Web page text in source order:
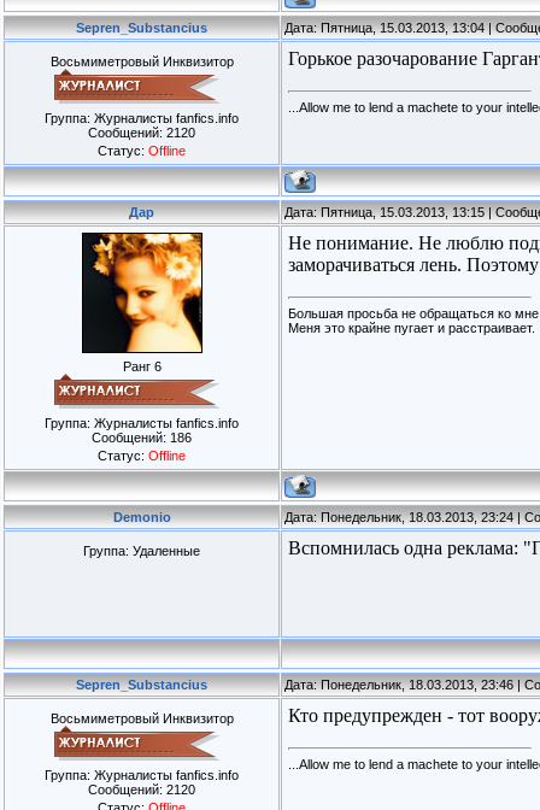
Sepren_Substancius Дата: Пятница, 15.03.2013, 13:04 |
Восьмиметровый Инквизитор
Группа: Журналисты fanfics.info
Сообщений: 2120
Статус: Offline
Горькое разочарование
...Allow me to lend a machete to your
Дар Дата: Пятница, 15.03.2013, 13:15 |
Ранг 6
Группа: Журналисты fanfics.info
Сообщений: 186
Статус: Offline
Не понимание. Не люблю
заморачиваться лень.
Большая просьба не обращаться ко
Меня это крайне пугает и расстраивает.
Demonio Дата: Понедельник, 18.03.2013, 23:24 |
Группа: Удаленные Вспомнилась одна реклама:
Sepren_Substancius Дата: Понедельник, 18.03.2013, 23:46 |
Восьмиметровый Инквизитор
Группа: Журналисты fanfics.info
Сообщений: 2120
Кто предупрежден - тот
...Allow me to lend a machete to your